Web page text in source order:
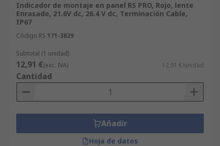
Indicador de montaje en panel RS PRO, Rojo, lente
Enrasado, 21.6V dc, 26.4 V dc, Terminación Cable,
IP67
Código RS 171-3829
Subtotal (1 unidad)
12,91 €(exc. IVA) 12,91 €/unidad
Cantidad
Añadir
Hoja de datos